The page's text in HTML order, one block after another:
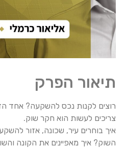
תיאור הפרק
רוצים לקנות נכס להשקעה? אחד
צריכים לעשות הוא חקר שוק.
איך בוחרים עיר, שכונה, אזור
השוק? איך מאפיינים את הקונה